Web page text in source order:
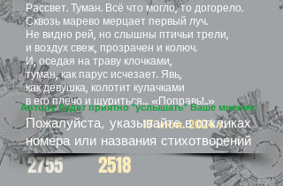
Рассвет. Туман. Всё что могло, то догорело.
Сквозь марево мерцает первый луч.
Не видно рей, но слышны птичьи трели,
и воздух свеж, прозрачен и колюч.
И, оседая на траву клочками,
туман, как парус исчезает. Явь,
как девушка, колотит кулачками
в его плечо и щуриться… «Поправь!..»
17 июн. 2024 г.
2755 2518
Автору будет приятно "услышать" Ваше мнение:
Пожалуйста, указывайте в откликах
номера или названия стихотворений